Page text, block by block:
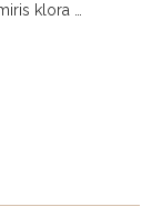
klora …